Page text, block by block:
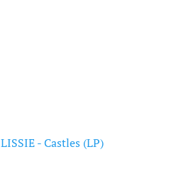
LISSIE - Castles (LP)